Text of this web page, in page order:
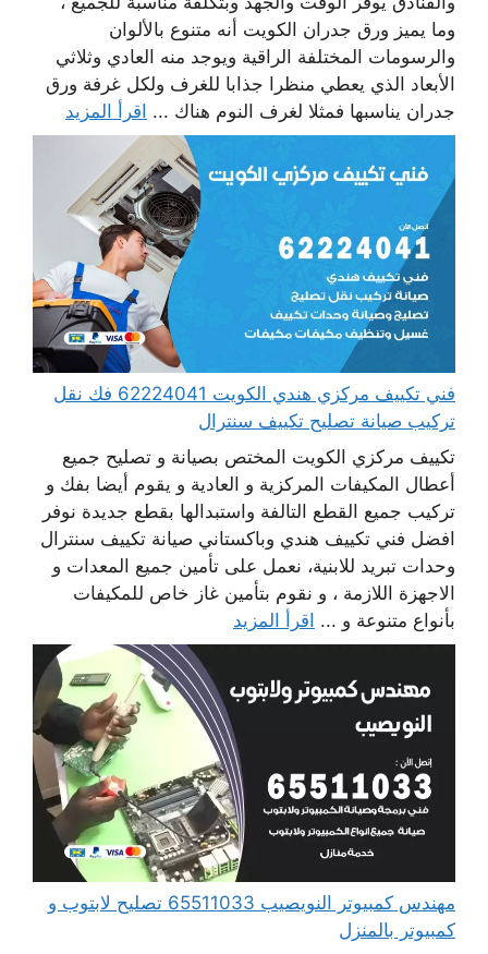
وما يميز ورق جدران الكويت أنه متنوع بالألوان
والرسومات المختلفة الراقية ويوجد منه العادي وثلاثي
الأبعاد الذي يعطي منظرا جذابا للغرف ولكل غرفة ورق
جدران يناسبها فمثلا لغرف النوم هناك ... اقرأ المزيد
فني تكييف مركزي هندي الكويت 62224041 فك نقل
تركيب صيانة تصليح تكييف سنترال
تكييف مركزي الكويت المختص بصيانة و تصليح جميع
أعطال المكيفات المركزية و العادية و يقوم أيضا بفك و
تركيب جميع القطع التالفة واستبدالها بقطع جديدة نوفر
افضل فني تكييف هندي وباكستاني صيانة تكييف سنترال
وحدات تبريد للابنية، نعمل على تأمين جميع المعدات و
الاجهزة اللازمة ، و نقوم بتأمين غاز خاص للمكيفات
بأنواع متنوعة و ... اقرأ المزيد
مهندس كمبيوتر النويصيب 65511033 تصليح لابتوب و
كمبيوتر بالمنزل